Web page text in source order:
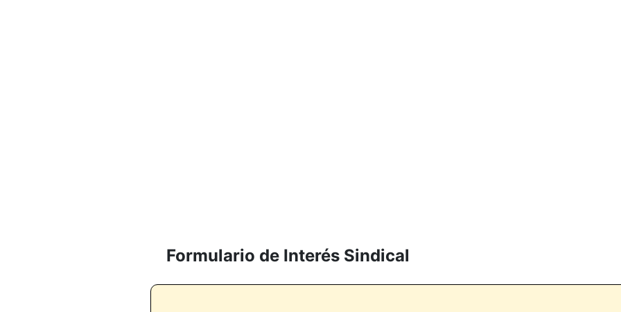
Formulario de Interés Sindical